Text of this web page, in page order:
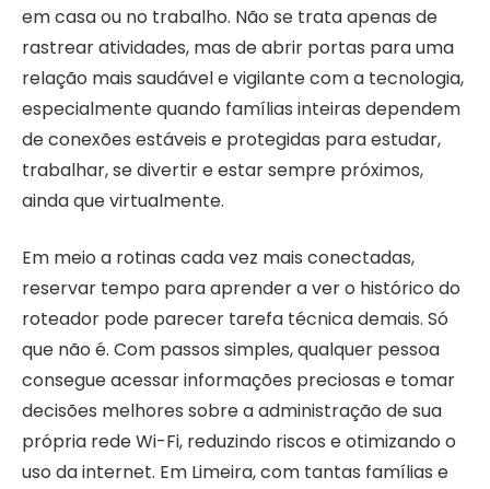
em casa ou no trabalho. Não se trata apenas de
rastrear atividades, mas de abrir portas para uma
relação mais saudável e vigilante com a tecnologia,
especialmente quando famílias inteiras dependem
de conexões estáveis e protegidas para estudar,
trabalhar, se divertir e estar sempre próximos,
ainda que virtualmente.
Em meio a rotinas cada vez mais conectadas,
reservar tempo para aprender a ver o histórico do
roteador pode parecer tarefa técnica demais. Só
que não é. Com passos simples, qualquer pessoa
consegue acessar informações preciosas e tomar
decisões melhores sobre a administração de sua
própria rede Wi-Fi, reduzindo riscos e otimizando o
uso da internet. Em Limeira, com tantas famílias e